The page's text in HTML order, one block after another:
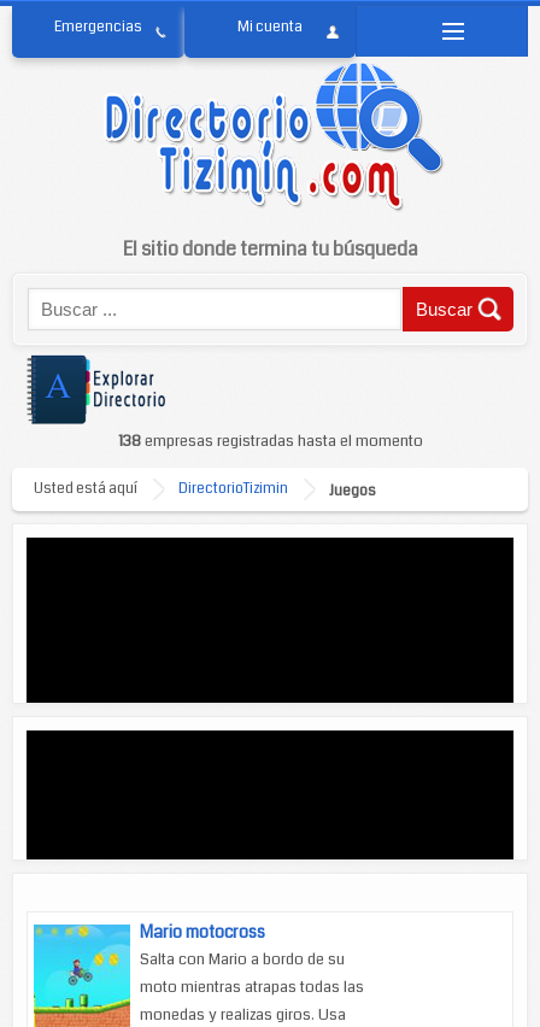
El sitio donde termina tu búsqueda
138empresas registradas hasta el momento
Usted está aquí DirectorioTizimin Juegos
Mario motocross
Salta con Mario a bordo de su
moto mientras atrapas todas las
monedas y realizas giros. Usa